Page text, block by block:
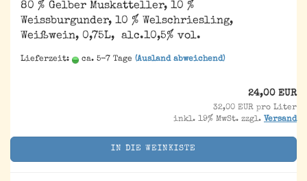
80 % Gelber Muskatteller, 10 %
Weissburgunder, 10 % Welschriesling,
Weißwein, 0,75L, alc.10,5% vol.
Lieferzeit: ca. 5-7 Tage (Ausland abweichend)
24,00 EUR
32,00 EUR pro Liter
inkl. 19% MwSt. zzgl. Versand
IN DIE WEINKISTE